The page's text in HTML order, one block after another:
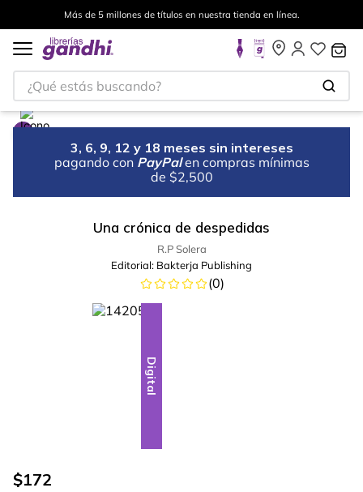
Más de 5 millones de títulos en nuestra tienda en línea.
¿Qué estás buscando?
3, 6, 9, 12 y 18 meses sin intereses
pagando con PayPal en compras mínimas
de $2,500
Una crónica de despedidas
R.P Solera
Editorial: Bakterja Publishing
(0)
Digital
$172